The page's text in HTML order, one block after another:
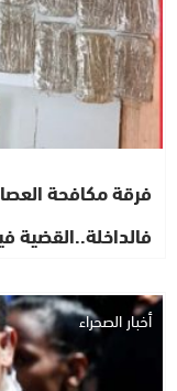
فالداخلة..القضية
أخبار الصحراء